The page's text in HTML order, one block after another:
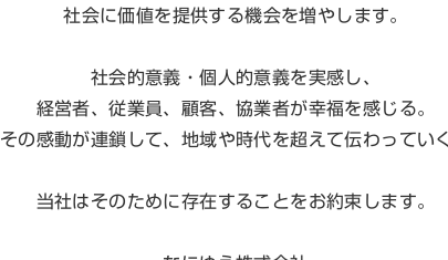
社会に価値を提供する機会を増やします。
社会的意義・個人的意義を実感し、
経営者、従業員、顧客、協業者が幸福を感じる。
その感動が連鎖して、地域や時代を超えて伝わってい
当社はそのために存在することをお約束します。